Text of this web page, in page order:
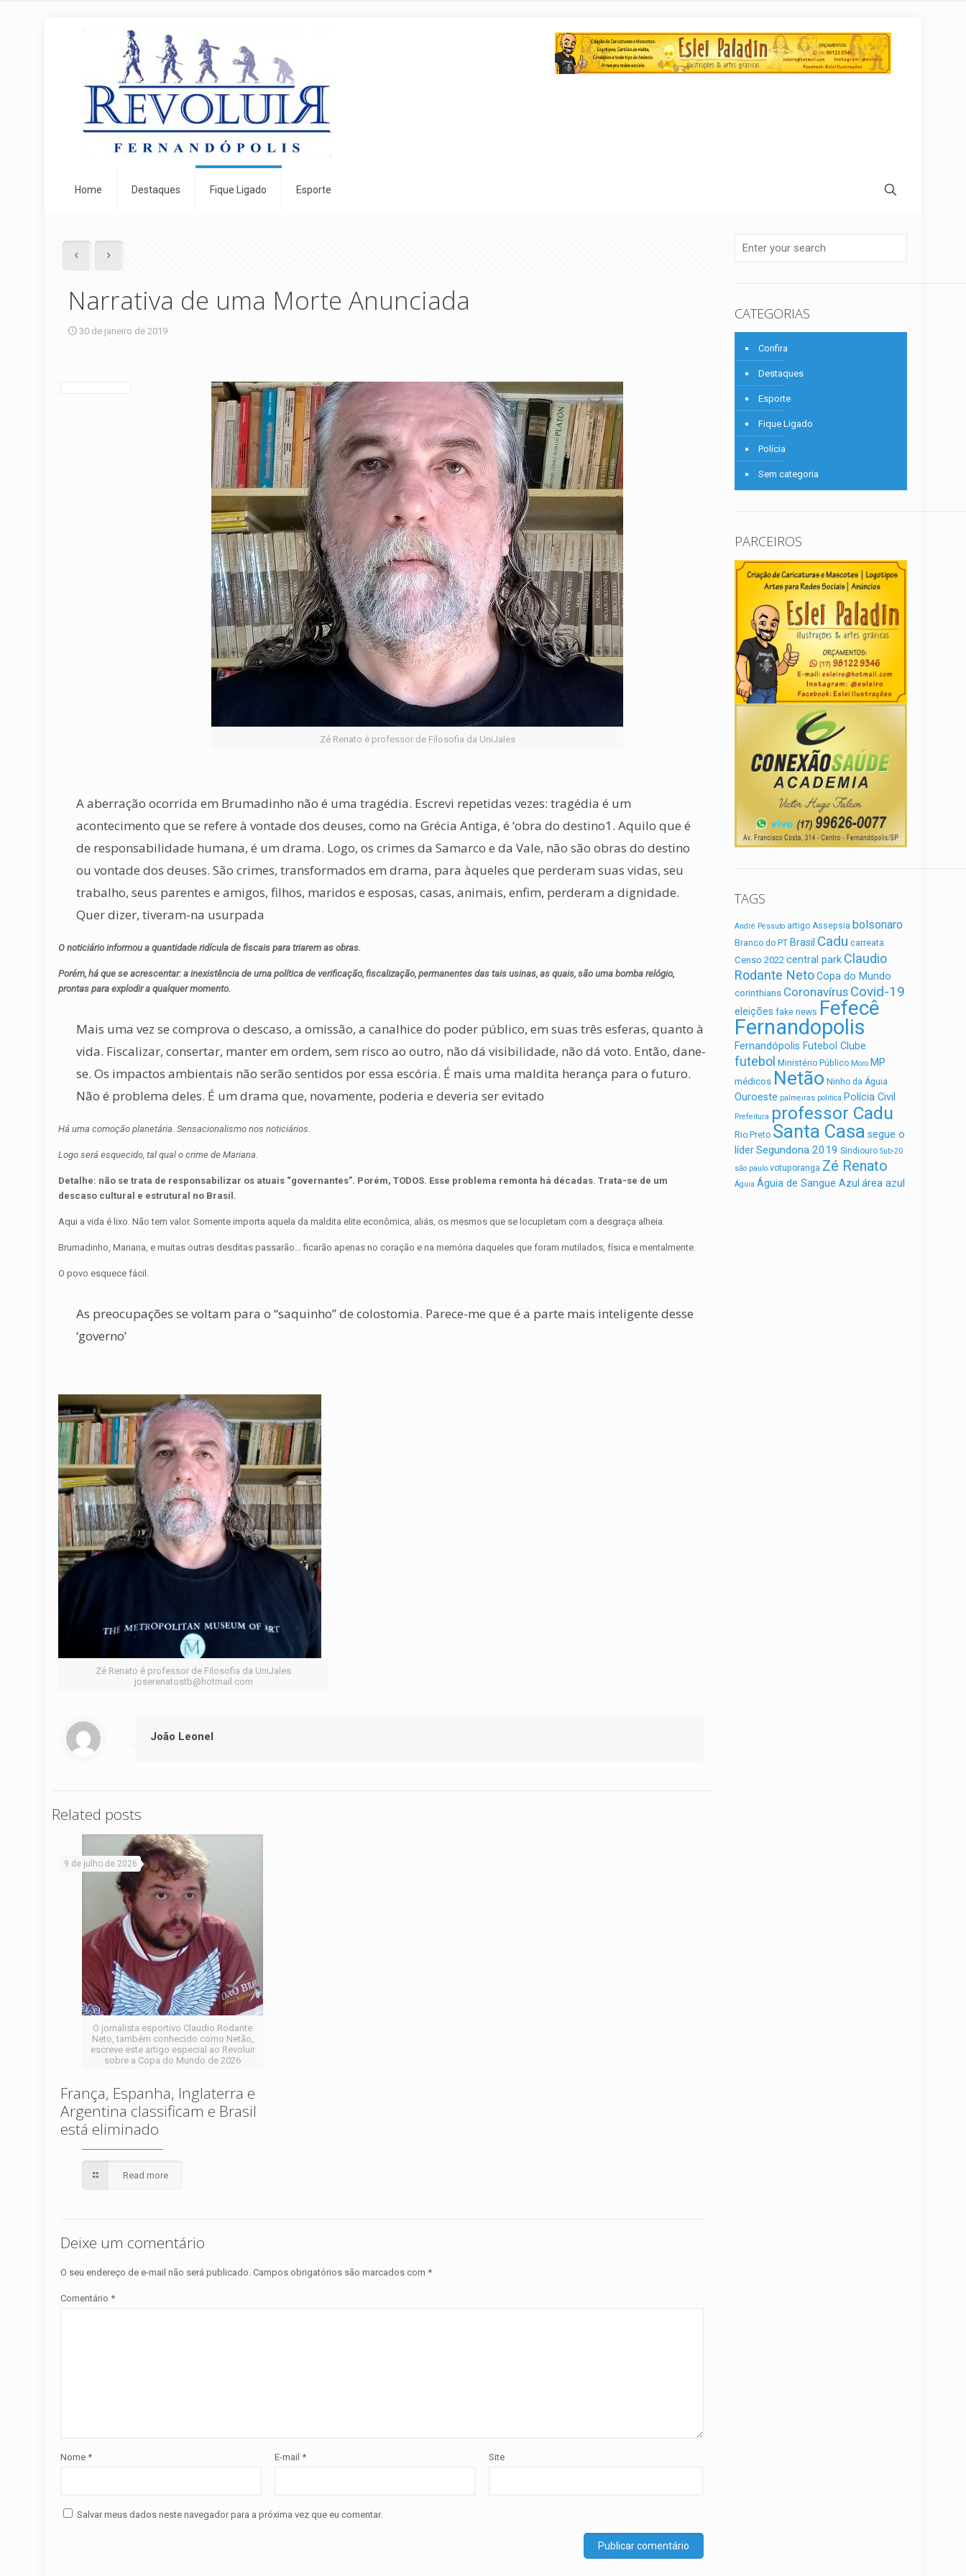
Home Destaques Fique Ligado Esporte
Narrativa de uma Morte Anunciada
30 de janeiro de 2019
Zé Renato é professor de Filosofia da UniJales
A aberração ocorrida em Brumadinho não é uma tragédia. Escrevi repetidas vezes: tragédia é um
acontecimento que se refere à vontade dos deuses, como na Grécia Antiga, é ‘obra do destino1. Aquilo que é
de responsabilidade humana, é um drama. Logo, os crimes da Samarco e da Vale, não são obras do destino
ou vontade dos deuses. São crimes, transformados em drama, para àqueles que perderam suas vidas, seu
trabalho, seus parentes e amigos, filhos, maridos e esposas, casas, animais, enfim, perderam a dignidade.
Quer dizer, tiveram-na usurpada
O noticiário informou a quantidade ridícula de fiscais para triarem as obras.
Porém, há que se acrescentar: a inexistência de uma política de verificação, fiscalização, permanentes das tais usinas, as quais, são uma bomba relógio,
prontas para explodir a qualquer momento.
Mais uma vez se comprova o descaso, a omissão, a canalhice do poder público, em suas três esferas, quanto à
vida. Fiscalizar, consertar, manter em ordem, sem risco ao outro, não dá visibilidade, não dá voto. Então, dane-
se. Os impactos ambientais não serão sentidos por essa escória. É mais uma maldita herança para o futuro.
Não é problema deles. É um drama que, novamente, poderia e deveria ser evitado
Há uma comoção planetária. Sensacionalismo nos noticiários.
Logo será esquecido, tal qual o crime de Mariana.
Detalhe: não se trata de responsabilizar os atuais “governantes”. Porém, TODOS. Esse problema remonta há décadas. Trata-se de um
descaso cultural e estrutural no Brasil.
Aqui a vida é lixo. Não tem valor. Somente importa aquela da maldita elite econômica, aliás, os mesmos que se locupletam com a desgraça alheia.
Brumadinho, Mariana, e muitas outras desditas passarão… ficarão apenas no coração e na memória daqueles que foram mutilados, física e mentalmente.
O povo esquece fácil.
As preocupações se voltam para o “saquinho” de colostomia. Parece-me que é a parte mais inteligente desse
‘governo’
Zé Renato é professor de Filosofia da UniJales
joserenatostb@hotmail.com
João Leonel
Related posts
O jornalista esportivo Claudio Rodante
Neto, também conhecido como Netão,
escreve este artigo especial ao Revoluir
sobre a Copa do Mundo de 2026
9 de julho de 2026
França, Espanha, Inglaterra e
Argentina classificam e Brasil
está eliminado
Read more
Deixe um comentário
O seu endereço de e-mail não será publicado. Campos obrigatórios são marcados com *
Comentário *
Nome * E-mail * Site
Salvar meus dados neste navegador para a próxima vez que eu comentar.
CATEGORIAS
Confira
Destaques
Esporte
Fique Ligado
Polícia
Sem categoria
PARCEIROS
TAGS
André Pessuto artigo Assepsia bolsonaro
Branco do PT Brasil Cadu carreata
Censo 2022 central park Claudio
Rodante Neto Copa do Mundo
corinthians Coronavírus Covid-19
eleições fake news Fefecê
Fernandopolis
Fernandópolis Futebol Clube
futebol Ministério Público Moro MP
médicos Netão Ninho da Águia
Ouroeste palmeiras politica Polícia Civil
Prefeitura professor Cadu
Rio Preto Santa Casa segue o
líder Segundona 2019 Sindiouro Sub-20
são paulo votuporanga Zé Renato
Águia Águia de Sangue Azul área azul